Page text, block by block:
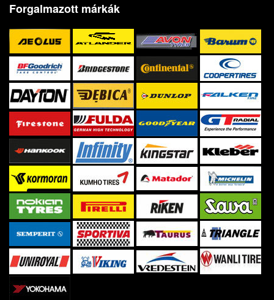
Forgalmazott márkák